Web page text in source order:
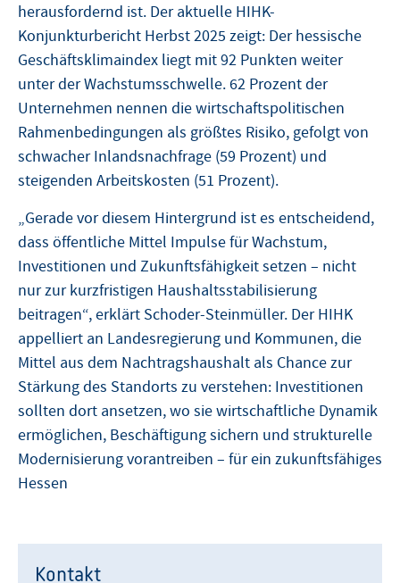
herausfordernd ist. Der aktuelle HIHK-
Konjunkturbericht Herbst 2025 zeigt: Der hessische
Geschäftsklimaindex liegt mit 92 Punkten weiter
unter der Wachstumsschwelle. 62 Prozent der
Unternehmen nennen die wirtschaftspolitischen
Rahmenbedingungen als größtes Risiko, gefolgt von
schwacher Inlandsnachfrage (59 Prozent) und
steigenden Arbeitskosten (51 Prozent).
„Gerade vor diesem Hintergrund ist es entscheidend,
dass öffentliche Mittel Impulse für Wachstum,
Investitionen und Zukunftsfähigkeit setzen – nicht
nur zur kurzfristigen Haushaltsstabilisierung
beitragen“, erklärt Schoder-Steinmüller. Der HIHK
appelliert an Landesregierung und Kommunen, die
Mittel aus dem Nachtragshaushalt als Chance zur
Stärkung des Standorts zu verstehen: Investitionen
sollten dort ansetzen, wo sie wirtschaftliche Dynamik
ermöglichen, Beschäftigung sichern und strukturelle
Modernisierung vorantreiben – für ein zukunftsfähiges
Hessen
Kontakt